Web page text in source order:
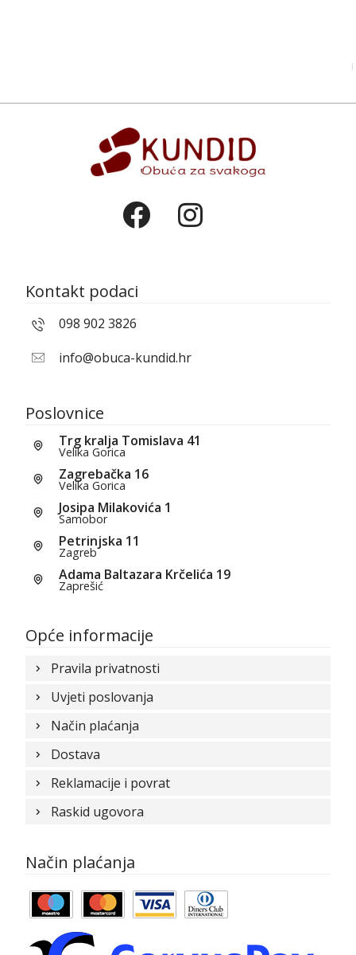
Kontakt podaci
098 902 3826
info@obuca-kundid.hr
Poslovnice
Trg kralja Tomislava 41
Velika Gorica
Zagrebačka 16
Velika Gorica
Josipa Milakovića 1
Samobor
Petrinjska 11
Zagreb
Adama Baltazara Krčelića 19
Zaprešić
Opće informacije
Pravila privatnosti
Uvjeti poslovanja
Način plaćanja
Dostava
Reklamacije i povrat
Raskid ugovora
Način plaćanja